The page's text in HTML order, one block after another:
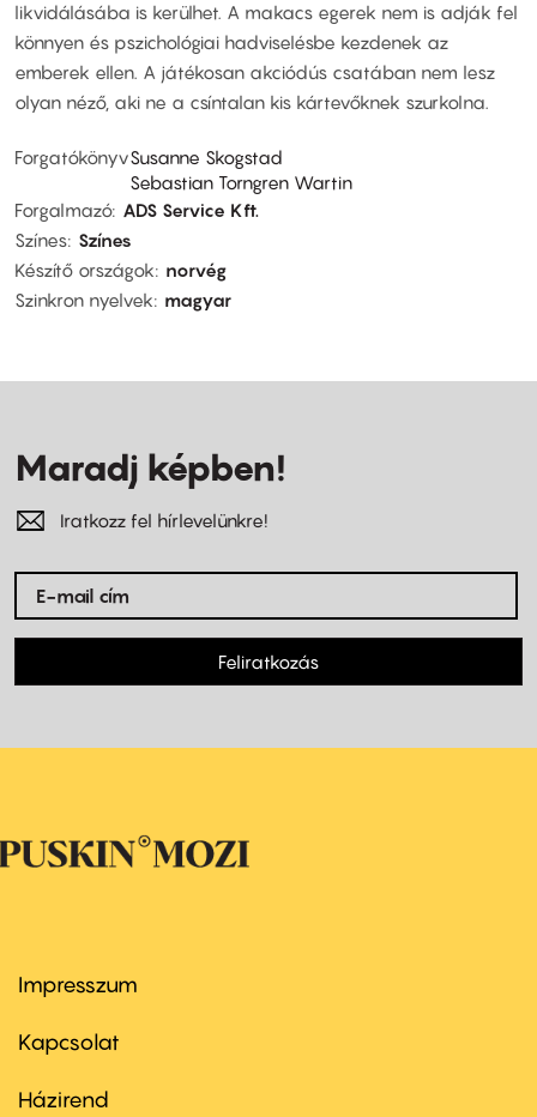
likvidálásába is kerülhet. A makacs egerek nem is adják fel
könnyen és pszichológiai hadviselésbe kezdenek az
emberek ellen. A játékosan akciódús csatában nem lesz
olyan néző, aki ne a csíntalan kis kártevőknek szurkolna.
ForgatókönyvSusanne Skogstad
Sebastian Torngren Wartin
Forgalmazó
ADS Service Kft.
Színes Színes
Készítő országok
norvég
Szinkron nyelvek
magyar
Maradj képben!
Iratkozz fel hírlevelünkre!
Feliratkozás
Footer
first
Impresszum
Kapcsolat
Footer
Házirend